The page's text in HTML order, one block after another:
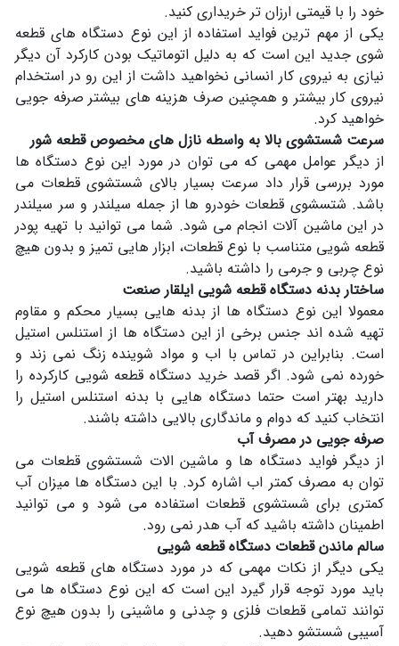
خود را با قیمتی ارزان تر خریداری کنید.
یکی از مهم ترین فواید استفاده از این نوع دستگاه های قطعه
شوی جدید این است که به دلیل اتوماتیک بودن کارکرد آن دیگر
نیازی به نیروی کار انسانی نخواهید داشت از این رو در استخدام
نیروی کار بیشتر و همچنین صرف هزینه های بیشتر صرفه جویی
خواهید کرد.
سرعت شستشوی بالا به واسطه نازل های مخصوص قطعه شور
از دیگر عوامل مهمی که می توان در مورد این نوع دستگاه ها
مورد بررسی قرار داد سرعت بسیار بالای شستشوی قطعات می
باشد. شتسشوی قطعات خودرو ها از جمله سیلندر و سر سیلندر
در این ماشین آلات انجام می شود. شما می توانید با تهیه پودر
قطعه شویی متناسب با نوع قطعات، ابزار هایی تمیز و بدون هیچ
نوع چربی و جرمی را داشته باشید.
ساختار بدنه دستگاه قطعه شویی ایلقار صنعت
معمولا این نوع دستگاه ها از بدنه هایی بسیار محکم و مقاوم
تهیه شده اند جنس برخی از این دستگاه ها از استنلس استیل
است. بنابراین در تماس با اب و مواد شوینده زنگ نمی زند و
خورده نمی شود. اگر قصد خرید دستگاه قطعه شویی کارکرده را
دارید بهتر است حتما دستگاه هایی با بدنه استنلس استیل را
انتخاب کنید که دوام و ماندگاری بالایی داشته باشند.
صرفه جویی در مصرف آب
از دیگر فواید دستگاه ها و ماشین الات شستشوی قطعات می
توان به مصرف کمتر اب اشاره کرد. با این دستگاه ها میزان آب
کمتری برای شستشوی قطعات استفاده می شود و می توانید
اطمینان داشته باشید که آب هدر نمی رود.
سالم ماندن قطعات دستگاه قطعه شویی
یکی دیگر از نکات مهمی که در مورد دستگاه های قطعه شویی
باید مورد توجه قرار گیرد این است که این نوع دستگاه ها می
توانند تمامی قطعات فلزی و چدنی و ماشینی را بدون هیچ نوع
آسیبی شستشو دهید.